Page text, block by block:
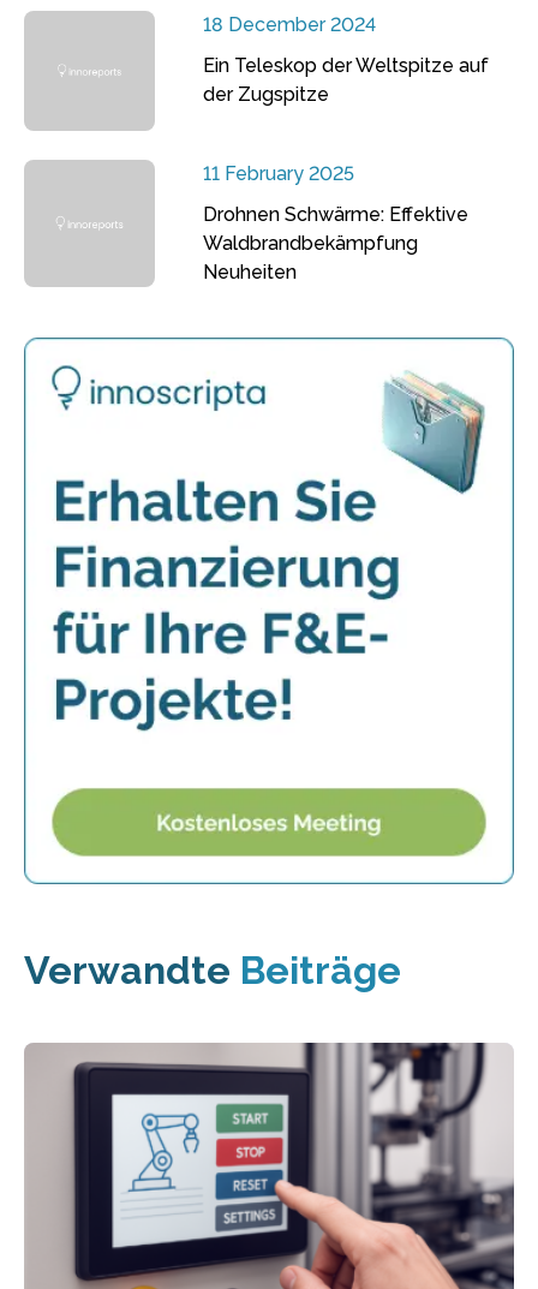
18 December 2024
Ein Teleskop der Weltspitze auf
der Zugspitze
11 February 2025
Drohnen Schwärme: Effektive
Waldbrandbekämpfung
Neuheiten
Verwandte Beiträge